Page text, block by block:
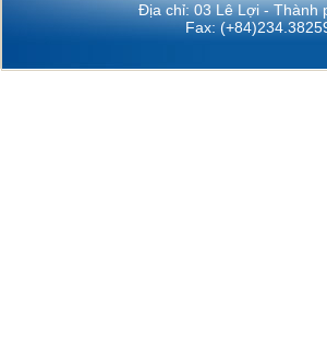
Địa chỉ: 03 Lê Lợi - Thành
Fax: